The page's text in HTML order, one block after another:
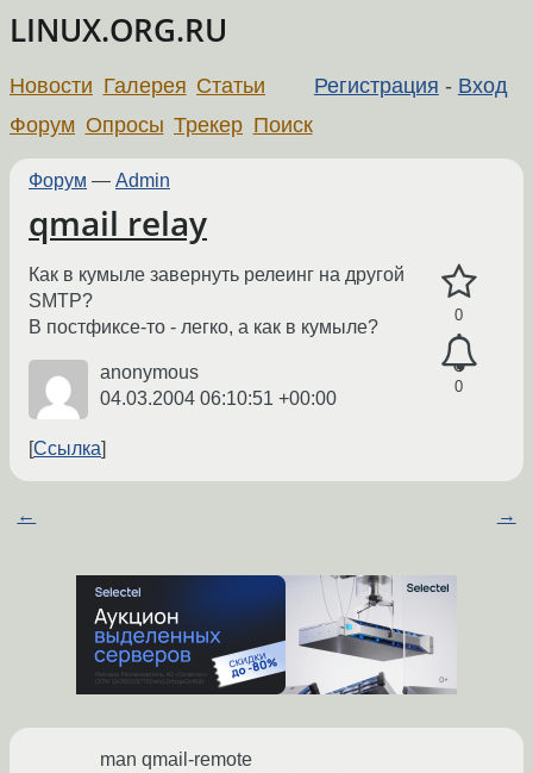
LINUX.ORG.RU
Регистрация - Вход
Новости Галерея Статьи
Форум Опросы Трекер Поиск
Форум — Admin
qmail relay
0
0
Как в кумыле завернуть релеинг на другой
SMTP?
В постфиксе-то - легко, а как в кумыле?
anonymous
04.03.2004 06:10:51 +00:00
Ссылка
← →
man qmail-remote